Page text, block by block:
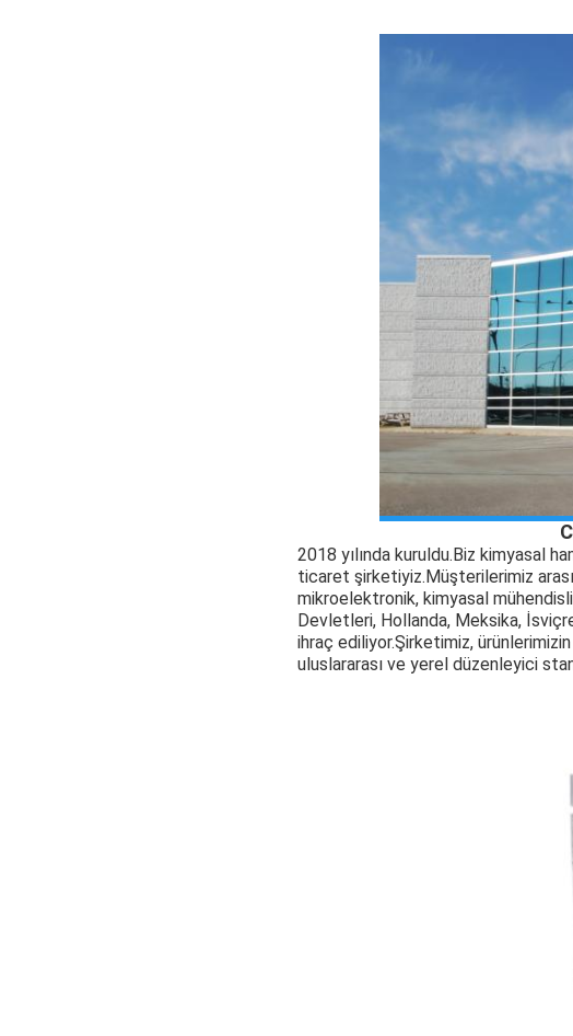
2018 yılında kuruldu.Biz kimyasal
ticaret şirketiyiz.Müşterilerimiz
mikroelektronik, kimyasal
Devletleri, Hollanda, Meksika,
ihraç ediliyor.Şirketimiz,
uluslararası ve yerel düzenleyici